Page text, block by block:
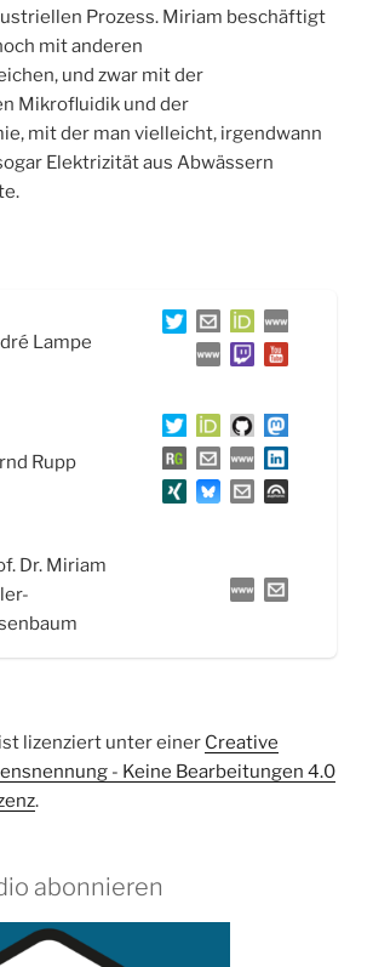
Prozess. Miriam beschäftigt
mit anderen
und zwar mit der
Mikrofluidik und der
mit der man vielleicht, irgendwann
Elektrizität aus Abwässern
Lampe
Rupp
Dr. Miriam
lizenziert unter einer Creative
- Keine Bearbeitungen 4.0
.
abonnieren